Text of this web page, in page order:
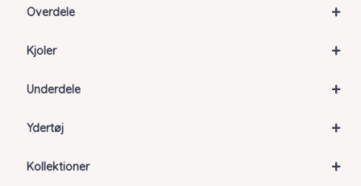
+
Overdele
+
Kjoler
+
Underdele
+
Ydertøj
+
Kollektioner